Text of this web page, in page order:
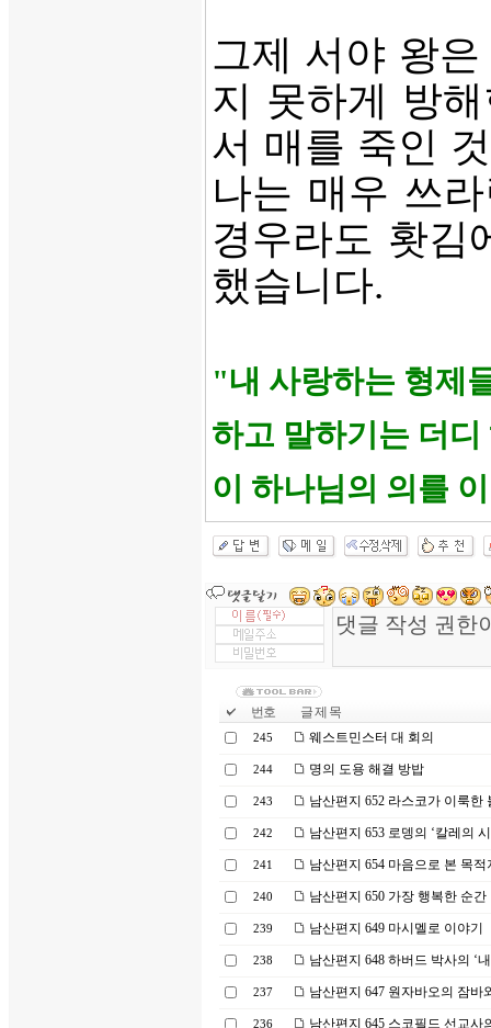
그제 서야 왕
지 못하게 방
서 매를 죽인
나는 매우 쓰
경우라도 홧김
했습니다.
"내 사랑하는 형제
하고 말하기는 더
이 하나님의 의를
번호 글 제 목
245 웨스트민스터 대 회의
244 명의 도용 해결 방밥
243 남산편지 652 라스코가 이룩한
242 남산편지 653 로뎅의 ‘칼레의
241 남산편지 654 마음으로 본 목적
240 남산편지 650 가장 행복한 순간
239 남산편지 649 마시멜로 이야기
238 남산편지 648 하버드 박사의 ‘
237 남산편지 647 원자바오의 잠바
236 남산편지 645 스코필드 선교사